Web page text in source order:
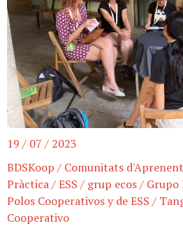
19 / 07 / 2023
BDSKoop / Comunitats
Pràctica/ESS / grup ecos/ Grupo
Polos Cooperativos y de ESS /
Cooperativo